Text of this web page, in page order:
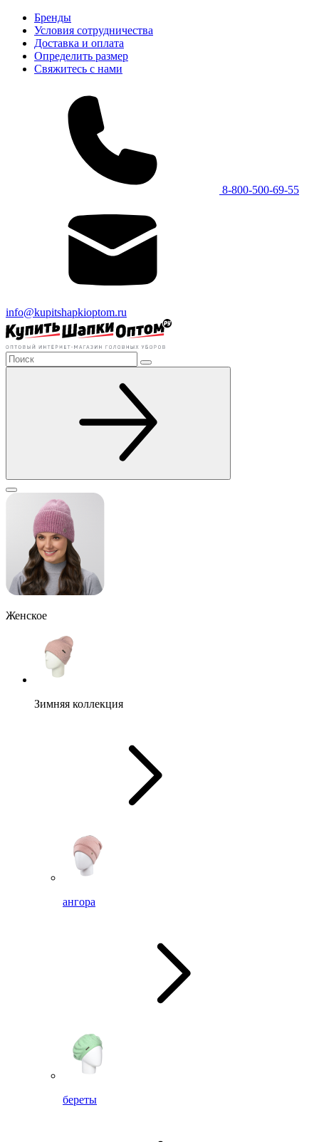
Бренды
Условия сотрудничества
Доставка и оплата
Определить размер
Свяжитесь с нами
8-800-500-69-55
info@kupitshapkioptom.ru
Женское
Зимняя коллекция
ангора
береты